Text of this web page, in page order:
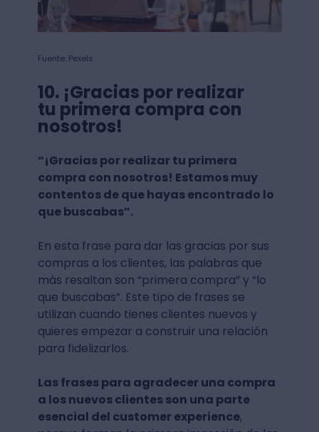
Fuente: Pexels
10. ¡Gracias por realizar
tu primera compra con
nosotros!
“¡Gracias por realizar tu primera
compra con nosotros! Estamos muy
contentos de que hayas encontrado lo
que buscabas”.
En esta frase para dar las gracias por sus
compras a los clientes, las palabras que
más resaltan son “primera compra” y “lo
que buscabas”. Este tipo de frases se
utilizan cuando tienes clientes nuevos y
quieres empezar a construir una relación
para fidelizarlos.
Las frases para agradecer una compra
a los nuevos clientes son una parte
esencial del customer experience,